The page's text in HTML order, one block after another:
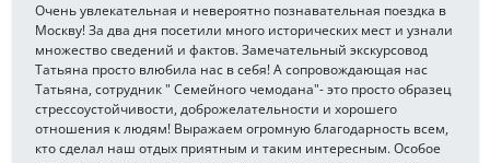
Очень увлекательная и невероятно познавательная поездка в
Москву! За два дня посетили много исторических мест и узнали
множество сведений и фактов. Замечательный экскурсовод
Татьяна просто влюбила нас в себя! А сопровождающая нас
Татьяна, сотрудник " Семейного чемодана"- это просто образец
стрессоустойчивости, доброжелательности и хорошего
отношения к людям! Выражаем огромную благодарность всем,
кто сделал наш отдых приятным и таким интересным. Особое